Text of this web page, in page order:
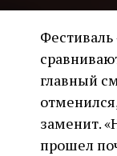
главный
заменит.
прошел